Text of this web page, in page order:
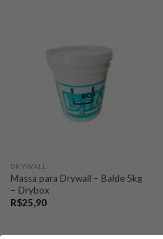
DRYWALL
Massa para Drywall – Balde 5kg
– Drybox
R$25,90